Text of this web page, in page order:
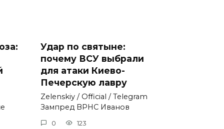
Удар по святыне:
почему ВСУ выбрали
для атаки Киево-
Печерскую лавру
Zеlеnskiу / Оfficiаl / Telegram
Зампред ВРНС Иванов
0 123